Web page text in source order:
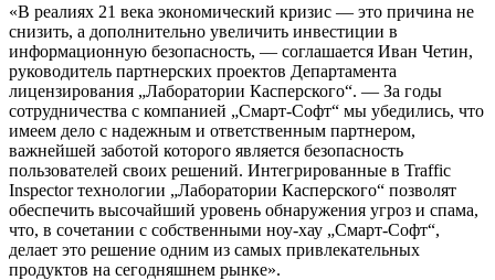
«В реалиях 21 века экономический кризис — это причина не
снизить, а дополнительно увеличить инвестиции в
информационную безопасность, — соглашается Иван Четин,
руководитель партнерских проектов Департамента
лицензирования „Лаборатории Касперского“. — За годы
сотрудничества с компанией „Смарт-Софт“ мы убедились, что
имеем дело с надежным и ответственным партнером,
важнейшей заботой которого является безопасность
пользователей своих решений. Интегрированные в Traffic
Inspector технологии „Лаборатории Касперского“ позволят
обеспечить высочайший уровень обнаружения угроз и спама,
что, в сочетании с собственными ноу-хау „Смарт-Софт“,
делает это решение одним из самых привлекательных
продуктов на сегодняшнем рынке».